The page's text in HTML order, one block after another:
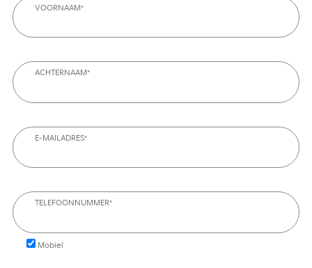
VOORNAAM*
ACHTERNAAM*
E-MAILADRES*
TELEFOONNUMMER*
Mobiel